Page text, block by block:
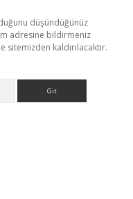
düşündüğünüz
adresine bildirmeniz
kaldırılacaktır.